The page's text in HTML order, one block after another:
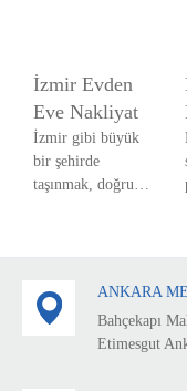
İzmir Evden
Eve Nakliyat
İzmir gibi büyük
bir şehirde
taşınmak, doğru
zahmetli olabilir.
yüksek katlı binalar
ve yoğun trafik,
taşınma sürecini
ANKARA
Bahçekapı
Etimesgut